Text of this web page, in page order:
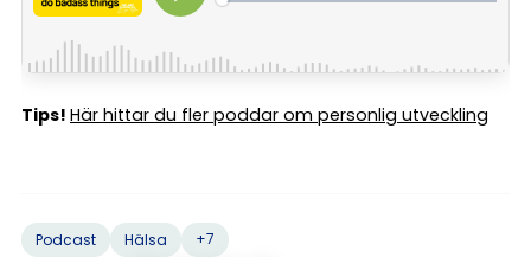
Tips! Här hittar du fler poddar om personlig utveckling
Podcast Hälsa
+7